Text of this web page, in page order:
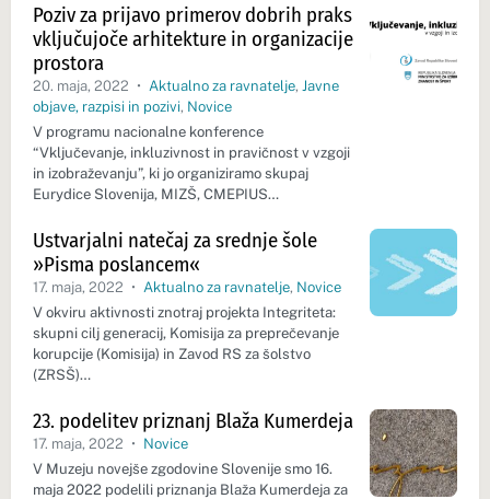
Poziv za prijavo primerov dobrih praks
vključujoče arhitekture in organizacije
prostora
20. maja, 2022 • Aktualno za ravnatelje, Javne
objave, razpisi in pozivi, Novice
V programu nacionalne konference
“Vključevanje, inkluzivnost in pravičnost v vzgoji
in izobraževanju”, ki jo organiziramo skupaj
Eurydice Slovenija, MIZŠ, CMEPIUS…
Ustvarjalni natečaj za srednje šole
»Pisma poslancem«
17. maja, 2022 • Aktualno za ravnatelje, Novice
V okviru aktivnosti znotraj projekta Integriteta:
skupni cilj generacij, Komisija za preprečevanje
korupcije (Komisija) in Zavod RS za šolstvo
(ZRSŠ)…
23. podelitev priznanj Blaža Kumerdeja
17. maja, 2022 • Novice
V Muzeju novejše zgodovine Slovenije smo 16.
maja 2022 podelili priznanja Blaža Kumerdeja za